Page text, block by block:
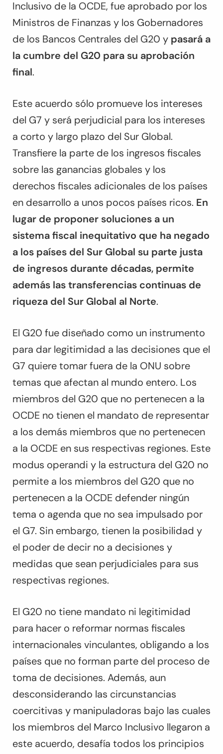
Inclusivo de la OCDE, fue aprobado por los
Ministros de Finanzas y los Gobernadores
de los Bancos Centrales del G20 y pasará a
la cumbre del G20 para su aprobación
final.
Este acuerdo sólo promueve los intereses
del G7 y será perjudicial para los intereses
a corto y largo plazo del Sur Global.
Transfiere la parte de los ingresos fiscales
sobre las ganancias globales y los
derechos fiscales adicionales de los países
en desarrollo a unos pocos países ricos. En
lugar de proponer soluciones a un
sistema fiscal inequitativo que ha negado
a los países del Sur Global su parte justa
de ingresos durante décadas, permite
además las transferencias continuas de
riqueza del Sur Global al Norte.
El G20 fue diseñado como un instrumento
para dar legitimidad a las decisiones que el
G7 quiere tomar fuera de la ONU sobre
temas que afectan al mundo entero. Los
miembros del G20 que no pertenecen a la
OCDE no tienen el mandato de representar
a los demás miembros que no pertenecen
a la OCDE en sus respectivas regiones. Este
modus operandi y la estructura del G20 no
permite a los miembros del G20 que no
pertenecen a la OCDE defender ningún
tema o agenda que no sea impulsado por
el G7. Sin embargo, tienen la posibilidad y
el poder de decir no a decisiones y
medidas que sean perjudiciales para sus
respectivas regiones.
El G20 no tiene mandato ni legitimidad
para hacer o reformar normas fiscales
internacionales vinculantes, obligando a los
países que no forman parte del proceso de
toma de decisiones. Además, aun
desconsiderando las circunstancias
coercitivas y manipuladoras bajo las cuales
los miembros del Marco Inclusivo llegaron a
este acuerdo, desafía todos los principios